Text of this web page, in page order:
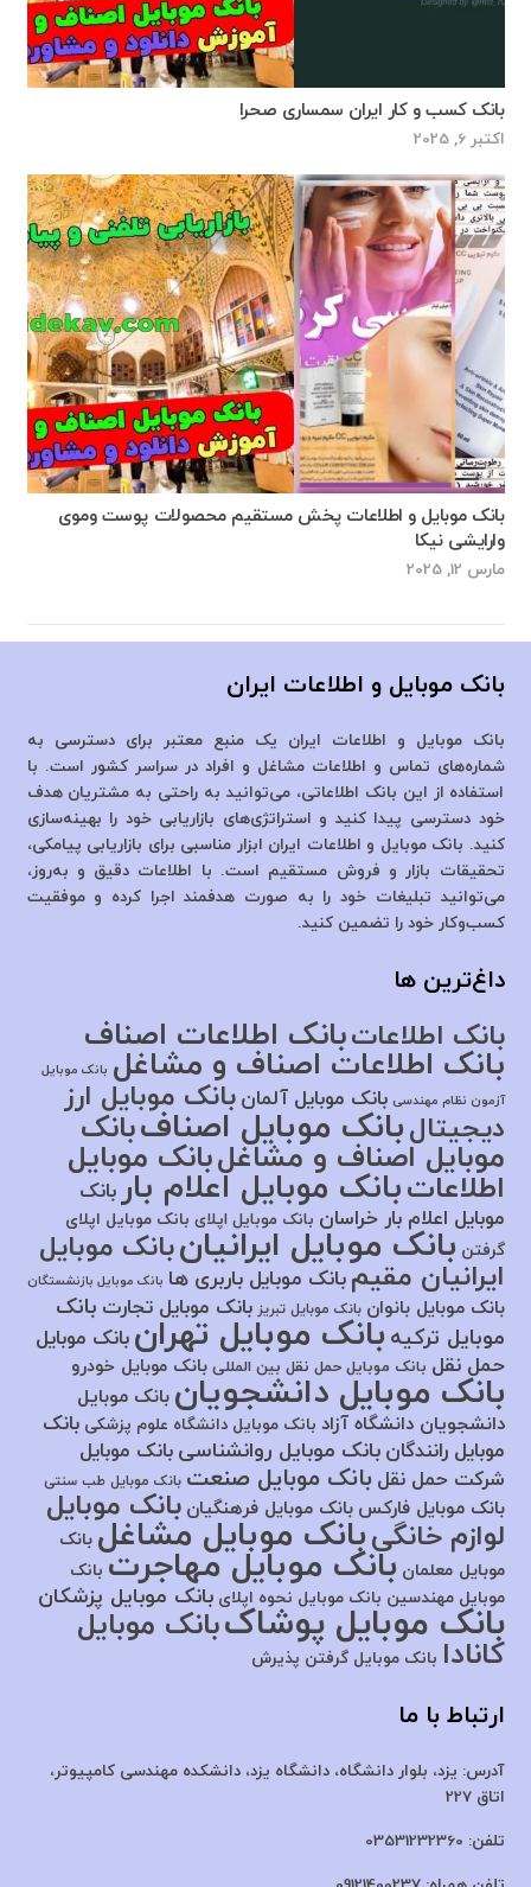
بانک کسب و کار ایران سمساری صحرا
اکتبر 6, 2025
بانک موبایل و اطلاعات پخش مستقیم محصولات پوست وموی
وارایشی نیکا
مارس 12, 2025
بانک موبایل و اطلاعات ایران
بانک موبایل و اطلاعات ایران یک منبع معتبر برای دسترسی به
شماره‌های تماس و اطلاعات مشاغل و افراد در سراسر کشور است. با
استفاده از این بانک اطلاعاتی، می‌توانید به راحتی به مشتریان هدف
خود دسترسی پیدا کنید و استراتژی‌های بازاریابی خود را بهینه‌سازی
کنید. بانک موبایل و اطلاعات ایران ابزار مناسبی برای بازاریابی پیامکی،
تحقیقات بازار و فروش مستقیم است. با اطلاعات دقیق و به‌روز،
می‌توانید تبلیغات خود را به صورت هدفمند اجرا کرده و موفقیت
کسب‌وکار خود را تضمین کنید.
داغ‌ترین ها
بانک اطلاعاتبانک اطلاعات اصناف
بانک اطلاعات اصناف و مشاغل بانک موبایل
آزمون نظام مهندسی بانک موبایل آلمان بانک موبایل ارز
دیجیتالبانک موبایل اصنافبانک
موبایل اصناف و مشاغلبانک موبایل
اطلاعاتبانک موبایل اعلام بار بانک
موبایل اعلام بار خراسان بانک موبایل اپلای بانک موبایل اپلای
گرفتن بانک موبایل ایرانیانبانک موبایل
ایرانیان مقیم بانک موبایل باربری ها بانک موبایل بازنشستگان
بانک موبایل بانوان بانک موبایل تبریز بانک موبایل تجارت بانک
موبایل ترکیه بانک موبایل تهران بانک موبایل
حمل نقل بانک موبایل حمل نقل بین المللی بانک موبایل خودرو
بانک موبایل دانشجویان بانک موبایل
دانشجویان دانشگاه آزاد بانک موبایل دانشگاه علوم پزشکی بانک
موبایل رانندگان بانک موبایل روانشناسی بانک موبایل
شرکت حمل نقل بانک موبایل صنعت بانک موبایل طب سنتی
بانک موبایل فارکس بانک موبایل فرهنگیان بانک موبایل
لوازم خانگیبانک موبایل مشاغلبانک
موبایل معلمان بانک موبایل مهاجرت بانک
موبایل مهندسین بانک موبایل نحوه اپلای بانک موبایل پزشکان
بانک موبایل پوشاکبانک موبایل
کانادا بانک موبایل گرفتن پذیرش
ارتباط با ما
آدرس: یزد، بلوار دانشگاه، دانشگاه یزد،دانشکده مهندسی کامپیوتر،
اتاق 227
تلفن: 03531232360